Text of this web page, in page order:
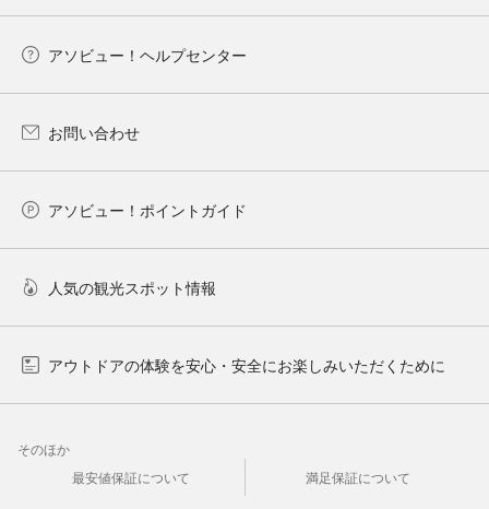
アソビュー！ヘルプセンター
お問い合わせ
アソビュー！ポイントガイド
人気の観光スポット情報
アウトドアの体験を安心・安全にお楽しみいただくために
そのほか
最安値保証について
満足保証について